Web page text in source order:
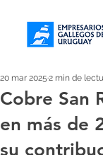
Cobre San
en más de
su
20 mar 2025 2 min de